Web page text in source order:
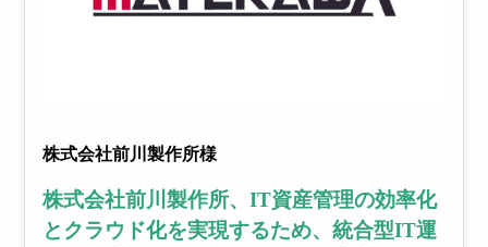
株式会社前川製作所様
株式会社前川製作所、IT資産管理の効率化
とクラウド化を実現するため、統合型IT運